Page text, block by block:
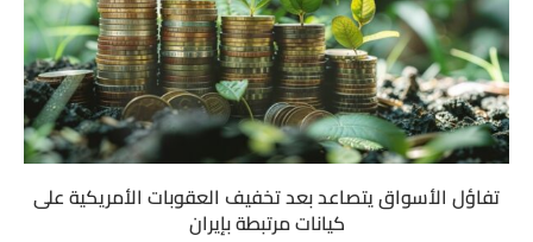
تفاؤل الأسواق يتصاعد بعد تخفيف العقوبات الأمريكية على
كيانات مرتبطة بإيران